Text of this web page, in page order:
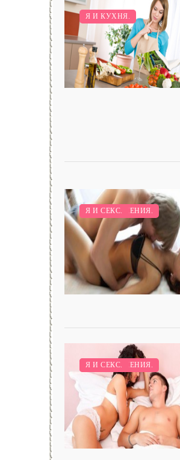
Я И КУХНЯ.
Я И ОТНОШЕНИЯ.
Я И СЕКС.
Я И ОТНОШЕНИЯ.
Я И СЕКС.